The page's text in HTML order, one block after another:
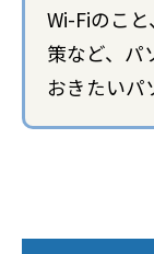
Wi-Fiのこ
策など、パ
おきたいパ